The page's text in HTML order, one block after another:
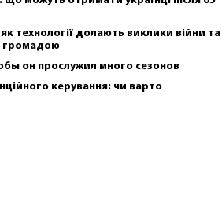
технології долають виклики війни та
громадою
он прослужил много сезонов
керування: чи варто